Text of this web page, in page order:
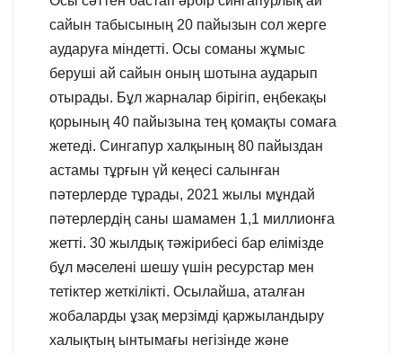
сайын табысының 20 пайызын сол жерге
аударуға міндетті. Осы соманы жұмыс
беруші ай сайын оның шотына аударып
отырады. Бұл жарналар бірігіп, еңбекақы
қорының 40 пайызына тең қомақты сомаға
жетеді. Сингапур халқының 80 пайыздан
астамы тұрғын үй кеңесі салынған
пәтерлерде тұрады, 2021 жылы мұндай
пәтерлердің саны шамамен 1,1 миллионға
жетті. 30 жылдық тәжірибесі бар елімізде
бұл мәселені шешу үшін ресурстар мен
тетіктер жеткілікті. Осылайша, аталған
жобаларды ұзақ мерзімді қаржыландыру
халықтың ынтымағы негізінде және